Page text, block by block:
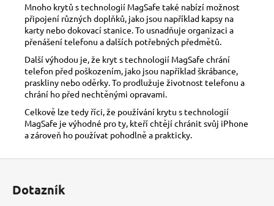
Mnoho krytů s technologií MagSafe také nabízí možnost
připojení různých doplňků, jako jsou například kapsy na
karty nebo dokovací stanice. To usnadňuje organizaci a
přenášení telefonu a dalších potřebných předmětů.
Další výhodou je, že kryt s technologií MagSafe chrání
telefon před poškozením, jako jsou například škrábance,
praskliny nebo oděrky. To prodlužuje životnost telefonu a
chrání ho před nechtěnými opravami.
Celkově lze tedy říci, že používání krytu s technologií
MagSafe je výhodné pro ty, kteří chtějí chránit svůj iPhone
a zároveň ho používat pohodlně a prakticky.
Dotazník